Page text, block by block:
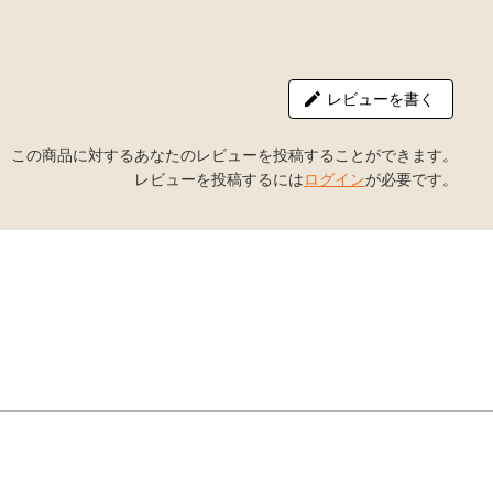
レビューを書く
この商品に対するあなたのレビューを投稿することができます。
レビューを投稿するにはログインが必要です。